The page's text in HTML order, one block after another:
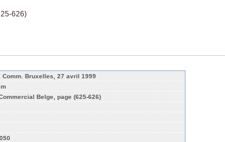
626)
Comm. Bruxelles, 27 avril 1999
Belge, page (625-626)